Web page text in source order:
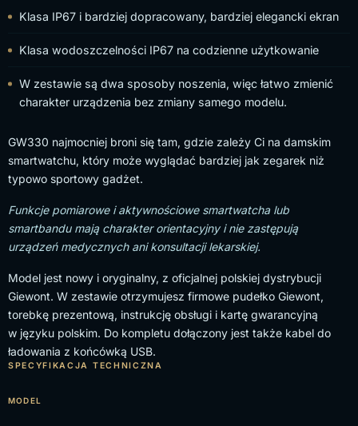
Klasa IP67 i bardziej dopracowany, bardziej elegancki ekran
Klasa wodoszczelności IP67 na codzienne użytkowanie
W zestawie są dwa sposoby noszenia, więc łatwo zmienić
charakter urządzenia bez zmiany samego modelu.
GW330 najmocniej broni się tam, gdzie zależy Ci na damskim
smartwatchu, który może wyglądać bardziej jak zegarek niż
typowo sportowy gadżet.
Funkcje pomiarowe i aktywnościowe smartwatcha lub
smartbandu mają charakter orientacyjny i nie zastępują
urządzeń medycznych ani konsultacji lekarskiej.
Model jest nowy i oryginalny, z oficjalnej polskiej dystrybucji
Giewont. W zestawie otrzymujesz firmowe pudełko Giewont,
torebkę prezentową, instrukcję obsługi i kartę gwarancyjną
w języku polskim. Do kompletu dołączony jest także kabel do
ładowania z końcówką USB.
SPECYFIKACJA TECHNICZNA
MODEL